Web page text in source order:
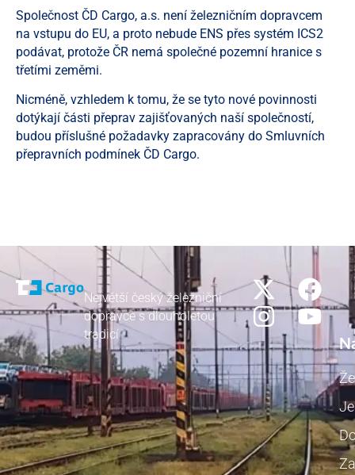
Společnost ČD Cargo, a.s. není železničním dopravcem
na vstupu do EU, a proto nebude ENS přes systém ICS2
podávat, protože ČR nemá společné pozemní hranice s
třetími zeměmi.
Nicméně, vzhledem k tomu, že se tyto nové povinnosti
dotýkají části přeprav zajišťovaných naší společností,
budou příslušné požadavky zapracovány do Smluvních
přepravních podmínek ČD Cargo.
Největší český železniční
dopravce s dlouholetou
tradicí